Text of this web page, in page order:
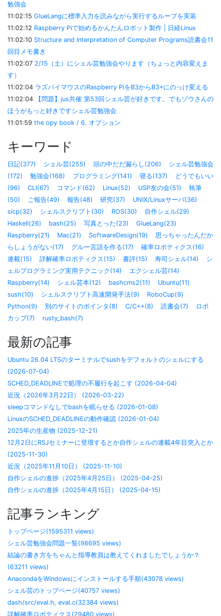
勉強会
11:02:15 GlueLangに標準入力を読みながら実行するループを実装
11:02:12 Raspberry Piで始めるかんたんロボット製作 | 日経Linux
11:02:10 Structure and Interpretation of Computer Programs読書会11
回目メモ書き
11:02:07 2/15（土）にシェル芸勉強会やります（ちょっと内容変えま
す）
11:02:04 ラズパイマウスのRaspberry PiをB3からB3+にのっけ変える
11:02:04
【問題】jus共催 第53回シェル芸が好きです。でもゾウさんの
ほうがもっと好きですシェル芸勉強会
11:01:59 the opy book / 6. オプション
キーワード
日記(377) シェル芸(255) 頭の中だだ漏らし(206)
シェル芸勉強会
(172)
勉強会(168) プログラミング(141) 寝る(137)
どうでもいい
(96)
CLI(67) コマンド(62) Linux(52) USP友の会(51)
執筆
(50)
ご報告(49) 報告(48) 研究(37)
UNIX/Linuxサーバ(36)
sicp(32)
シェルスクリプト(30) ROS(30)
自作シェル(29)
Haskell(26)
bash(25) 写真とった(23)
GlueLang(23)
Raspberry(21)
Mac(21) SoftwareDesign(19)
思っちゃったんだか
らしょうがない(17)
グルー言語を作る(17)
確率ロボティクス(16)
連載(15)
詳解確率ロボティクス(15) 書評(15) 寿司シェル(14)
シ
ェルプログラミング実用テクニック(14)
エクシェル芸(14)
Raspberry(14)
シェル芸本(12) bashcms2(11)
Ubuntu(11)
sush(10)
シェルスクリプト高速開発手法(9)
RoboCup(9)
Python(9)
別のサイトのポインタ(8) C/C++(8) 読書会(7)
ロボ
カップ(7)
rusty_bash(7)
最新の記事
Ubuntu 26.04 LTSのターミナルでsushをデフォルトのシェルにする
(2026-07-04)
SCHED_DEADLINEで処理の不履行を起こす (2026-04-04)
近況（2026年3月22日） (2026-03-22)
sleepコマンドなしでbashを眠らせる (2026-01-08)
LinuxのSCHED_DEADLINEの動作確認 (2026-01-04)
2025年の生産物 (2025-12-21)
12月2日にRSJセミナーに登壇するとか自作シェルの連載4年目突入とか
(2025-11-30)
近況（2025年11月10日） (2025-11-10)
自作シェルの進捗（2025年4月25日） (2025-04-25)
自作シェルの進捗（2025年4月15日） (2025-04-15)
記事ランキング
トップページ(1595311 views)
シェル芸勉強会問題一覧(98695 views)
結論の書き方をちゃんと指導教員は教えてくれましたでしょうか？
(63211 views)
AnacondaをWindowsにインストールする手順(43078 views)
シェル芸のトップページ(40757 views)
dash/src/eval.h, eval.c(32384 views)
詳解確率ロボティクス(29480 views)